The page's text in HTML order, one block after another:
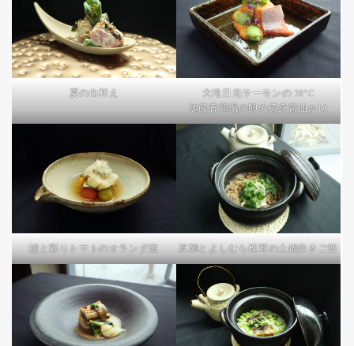
夏の白和え
大滝日光サーモンの 38°C
加藤養鶏場の卵の黄身醤油かけ
鱸と彩りトマトのオランダ煮 真鯛とよしむら椎茸の土鍋炊きご飯